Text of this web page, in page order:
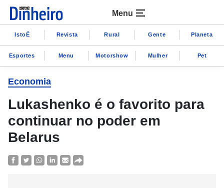
Menu
IstoÉ Revista Rural Gente Planeta
Esportes Menu Motorshow Mulher Pet
Economia
Lukashenko é o favorito para
continuar no poder em
Belarus